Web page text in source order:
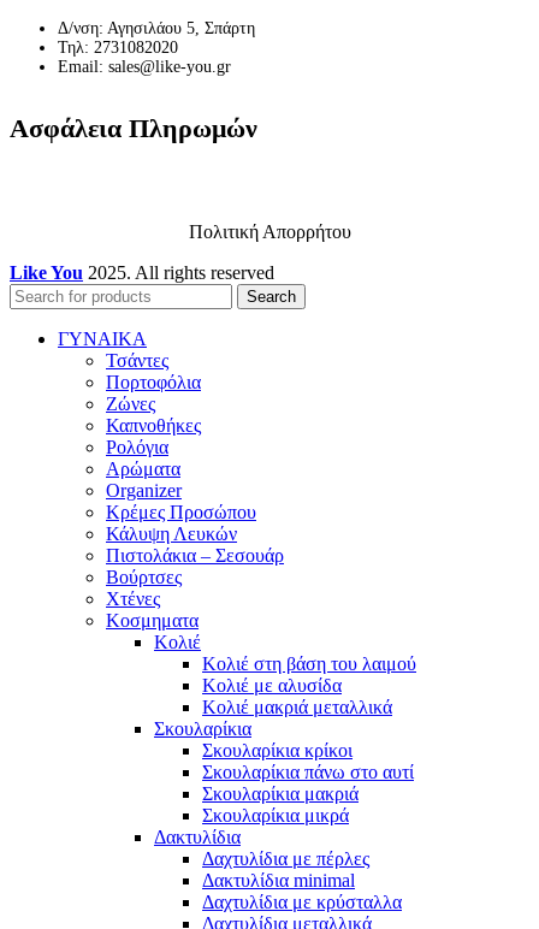
Δ/νση: Αγησιλάου 5, Σπάρτη
Τηλ: 2731082020
Email: sales@like-you.gr
Ασφάλεια Πληρωμών
Πολιτική Απορρήτου
Like You 2025. All rights reserved
Search
ΓΥΝΑΙΚΑ
Τσάντες
Πορτοφόλια
Ζώνες
Καπνοθήκες
Ρολόγια
Αρώματα
Organizer
Κρέμες Προσώπου
Κάλυψη Λευκών
Πιστολάκια – Σεσουάρ
Βούρτσες
Χτένες
Κοσμηματα
Κολιέ
Κολιέ στη βάση του λαιμού
Κολιέ με αλυσίδα
Κολιέ μακριά μεταλλικά
Σκουλαρίκια
Σκουλαρίκια κρίκοι
Σκουλαρίκια πάνω στο αυτί
Σκουλαρίκια μακριά
Σκουλαρίκια μικρά
Δακτυλίδια
Δαχτυλίδια με πέρλες
Δακτυλίδια minimal
Δαχτυλίδια με κρύσταλλα
Δαχτυλίδια μεταλλικά